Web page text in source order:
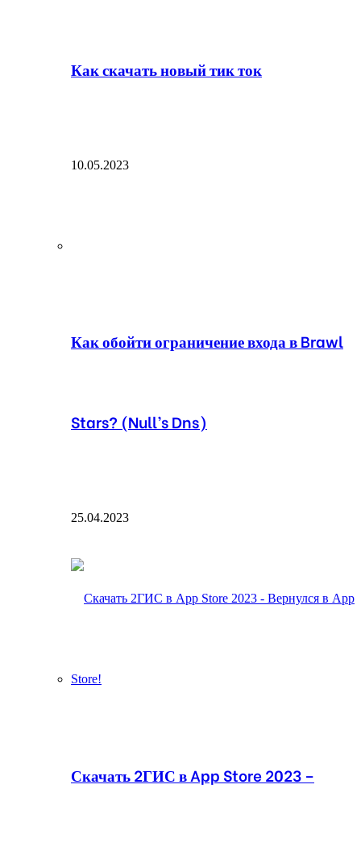
Как скачать новый тик ток
10.05.2023
Как обойти ограничение входа в Brawl
Stars? (Null’s Dns)
25.04.2023
Скачать 2ГИС в App Store 2023 –